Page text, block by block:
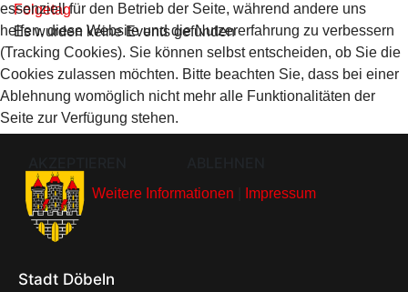
Folgetag
Es wurden keine Events gefunden
Stadt Döbeln
essenziell für den Betrieb der Seite, während andere uns
helfen, diese Website und die Nutzererfahrung zu verbessern
(Tracking Cookies). Sie können selbst entscheiden, ob Sie die
Cookies zulassen möchten. Bitte beachten Sie, dass bei einer
Ablehnung womöglich nicht mehr alle Funktionalitäten der
Seite zur Verfügung stehen.
Weitere Informationen Impressum